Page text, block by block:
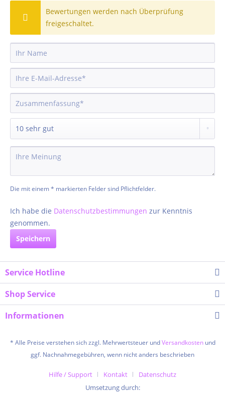
Bewertungen werden nach Überprüfung
freigeschaltet.
Die mit einem * markierten Felder sind Pflichtfelder.
Ich habe die Datenschutzbestimmungen zur Kenntnis
genommen.
Speichern
Service Hotline
Shop Service
Informationen
* Alle Preise verstehen sich zzgl. Mehrwertsteuer undVersandkostenund
ggf. Nachnahmegebühren, wenn nicht anders beschrieben
Hilfe / Support Kontakt
Datenschutz
Umsetzung durch: